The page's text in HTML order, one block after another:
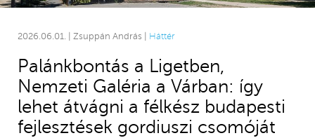
2026.06.01. | Zsuppán András | Háttér
Palánkbontás a Ligetben,
Nemzeti Galéria a Várban: így
lehet átvágni a félkész budapesti
fejlesztések gordiuszi csomóját